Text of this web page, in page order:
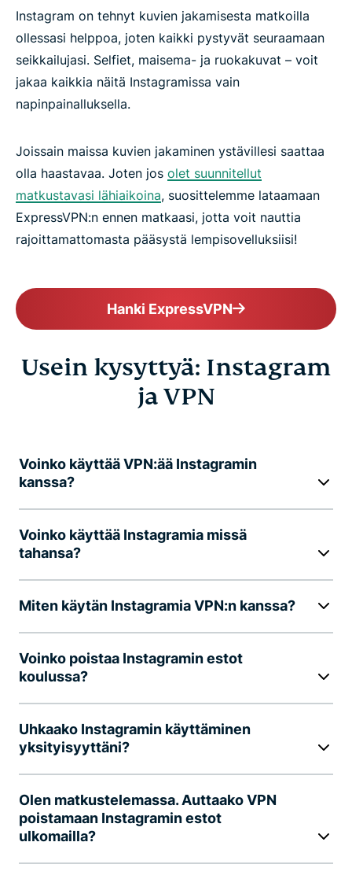
Instagram on tehnyt kuvien jakamisesta matkoilla
ollessasi helppoa, joten kaikki pystyvät seuraamaan
seikkailujasi. Selfiet, maisema- ja ruokakuvat – voit
jakaa kaikkia näitä Instagramissa vain
napinpainalluksella.
Joissain maissa kuvien jakaminen ystävillesi saattaa
olla haastavaa. Joten jos olet suunnitellut
matkustavasi lähiaikoina, suosittelemme lataamaan
ExpressVPN:n ennen matkaasi, jotta voit nauttia
rajoittamattomasta pääsystä lempisovelluksiisi!
Hanki ExpressVPN
Usein kysyttyä: Instagram
ja VPN
Voinko käyttää VPN:ää Instagramin
kanssa?
Voinko käyttää Instagramia missä
tahansa?
Miten käytän Instagramia VPN:n kanssa?
Voinko poistaa Instagramin estot
koulussa?
Uhkaako Instagramin käyttäminen
yksityisyyttäni?
Olen matkustelemassa. Auttaako VPN
poistamaan Instagramin estot
ulkomailla?